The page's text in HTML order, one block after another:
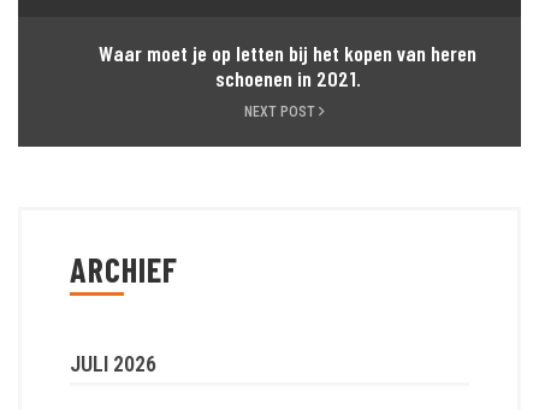
Waar moet je op letten bij het kopen van heren
schoenen in 2021.
NEXT POST
ARCHIEF
JULI 2026